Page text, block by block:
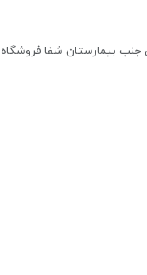
بیمارستان شفا فروشگاه